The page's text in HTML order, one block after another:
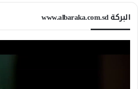
البركة www.albaraka.com.sd